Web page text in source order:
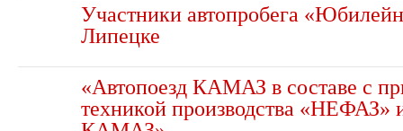
Участники автопробега
Липецке
«Автопоезд КАМАЗ в составе с
техникой производства «НЕФАЗ»